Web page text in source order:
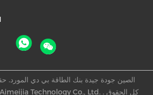
الصين جودة جيدة بنك الطاقة بي دي المورد.